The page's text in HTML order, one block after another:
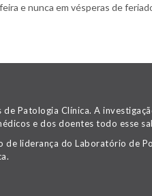
e nunca em vésperas de
Patologia Clínica. A
e dos doentes todo esse
liderança do Laboratório de